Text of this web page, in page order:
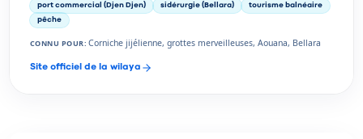
port commercial (Djen Djen) sidérurgie (Bellara) tourisme balnéaire
pêche
CONNU POUR:Corniche jijélienne, grottes merveilleuses, Aouana, Bellara
Site officiel de la wilaya